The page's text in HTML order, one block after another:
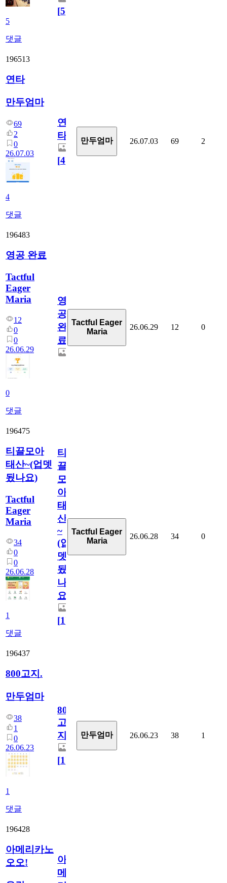
5
댓글
[5]
196513
연타
만두엄마
69
2
0
26.07.03
4
댓글
연
타
[4]
만두엄마 26.07.03 69 2
196483
영공 완료
Tactful
Eager
Maria
12
0
0
26.06.29
0
댓글
영
공
완
료
Tactful Eager
Maria
26.06.29 12 0
196475
티끌모아
태산~(업뎃
됬나요)
Tactful
Eager
Maria
34
0
0
26.06.28
1
댓글
티
끌
모
아
태
산
~
(업
뎃
됬
나
요)
[1]
Tactful Eager
Maria
26.06.28 34 0
196437
800고지.
만두엄마
38
1
0
26.06.23
1
댓글
800
고
지.
[1]
만두엄마 26.06.23 38 1
196428
아메리카노
오오!
아
메